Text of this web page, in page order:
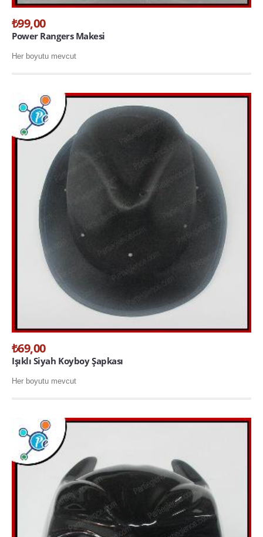
₺99,00
Power Rangers Makesi
Her boyutu mevcut
₺69,00
Işıklı Siyah Koyboy Şapkası
Her boyutu mevcut